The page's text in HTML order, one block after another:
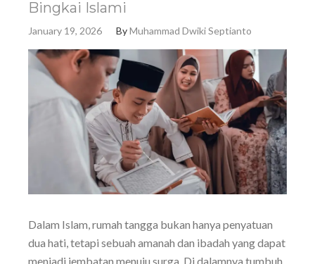
Bingkai Islami
January 19, 2026 ByMuhammad Dwiki Septianto
Dalam Islam, rumah tangga bukan hanya penyatuan
dua hati, tetapi sebuah amanah dan ibadah yang dapat
menjadi jembatan menuju surga. Di dalamnya tumbuh